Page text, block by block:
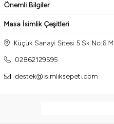
Önemli Bilgiler
Masa İsimlik Çeşitleri
Küçük Sanayi Sitesi 5.Sk No:6
02862129595
destek@isimliksepeti.com